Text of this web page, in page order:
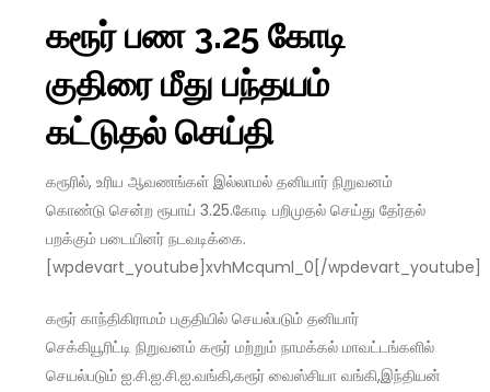
கரூர் பண 3.25 கோடி
குதிரை மீது பந்தயம்
கட்டுதல் செய்தி
கரூரில், உரிய ஆவணங்கள் இல்லாமல் தனியார் நிறுவனம்
கொண்டு சென்ற ரூபாய் 3.25.கோடி பறிமுதல் செய்து தேர்தல்
பறக்கும் படையினர் நடவடிக்கை.
[wpdevart_youtube]xvhMcquml_0[/wpdevart_youtube]
கரூர் காந்திகிராமம் பகுதியில் செயல்படும் தனியார்
செக்கியூரிட்டி நிறுவனம் கரூர் மற்றும் நாமக்கல் மாவட்டங்களில்
செயல்படும் ஐ.சி.ஐ.சி.ஐ.வங்கி,கரூர் வைஸ்சியா வங்கி,இந்தியன்